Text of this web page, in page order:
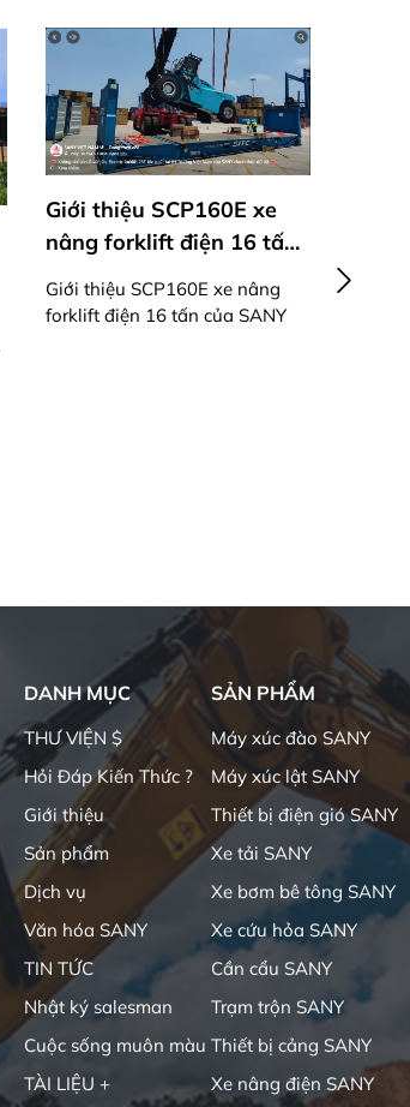
Giới thiệu SCP160E xe
nâng forklift điện 16 tấn
của SANY
Giới thiệu SCP160E xe nâng
forklift điện 16 tấn của SANY
DANH MỤC
THƯ VIỆN $
Hỏi Đáp Kiến Thức ?
Giới thiệu
Sản phẩm
Dịch vụ
Văn hóa SANY
TIN TỨC
Nhật ký salesman
Cuộc sống muôn màu
TÀI LIỆU +
SẢN PHẨM
Máy xúc đào SANY
Máy xúc lật SANY
Thiết bị điện gió SANY
Xe tải SANY
Xe bơm bê tông SANY
Xe cứu hỏa SANY
Cần cẩu SANY
Trạm trộn SANY
Thiết bị cảng SANY
Xe nâng điện SANY